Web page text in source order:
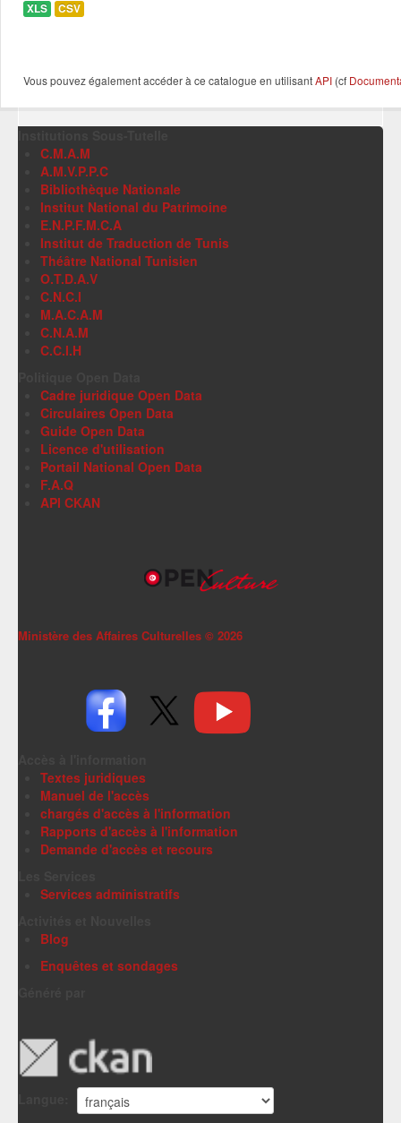
XLS CSV
Vous pouvez également accéder à ce catalogue en utilisantAPI (cf
C.M.A.M
A.M.V.P.P.C
Bibliothèque Nationale
Institut National du Patrimoine
E.N.P.F.M.C.A
Institut de Traduction de Tunis
Théâtre National Tunisien
O.T.D.A.V
C.N.C.I
M.A.C.A.M
C.N.A.M
C.C.I.H
Cadre juridique Open Data
Circulaires Open Data
Guide Open Data
Licence d'utilisation
Portail National Open Data
F.A.Q
API CKAN
Ministère des Affaires Culturelles © 2026
Textes juridiques
Manuel de l'accès
chargés d'accès à l'information
Rapports d'accès à l'information
Demande d'accès et recours
Services administratifs
Blog
Enquêtes et sondages